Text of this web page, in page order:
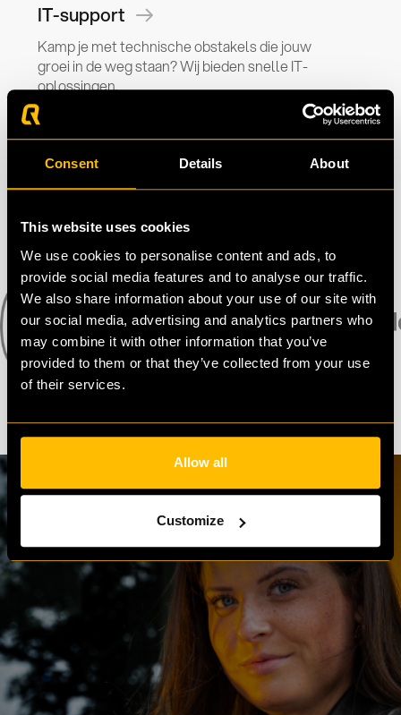
Consent Details About
This website uses cookies
We use cookies to personalise content and ads, to
provide social media features and to analyse our traffic.
We also share information about your use of our site with
our social media, advertising and analytics partners who
may combine it with other information that you’ve
provided to them or that they’ve collected from your use
of their services.
Allow all
Customize
IT-support
Kamp je met technische obstakels die jouw
groei in de weg staan? Wij bieden snelle IT-
oplossingen.
Opdrachtgevers
410.000 +
Professionals
11.800+
Plaatsingen